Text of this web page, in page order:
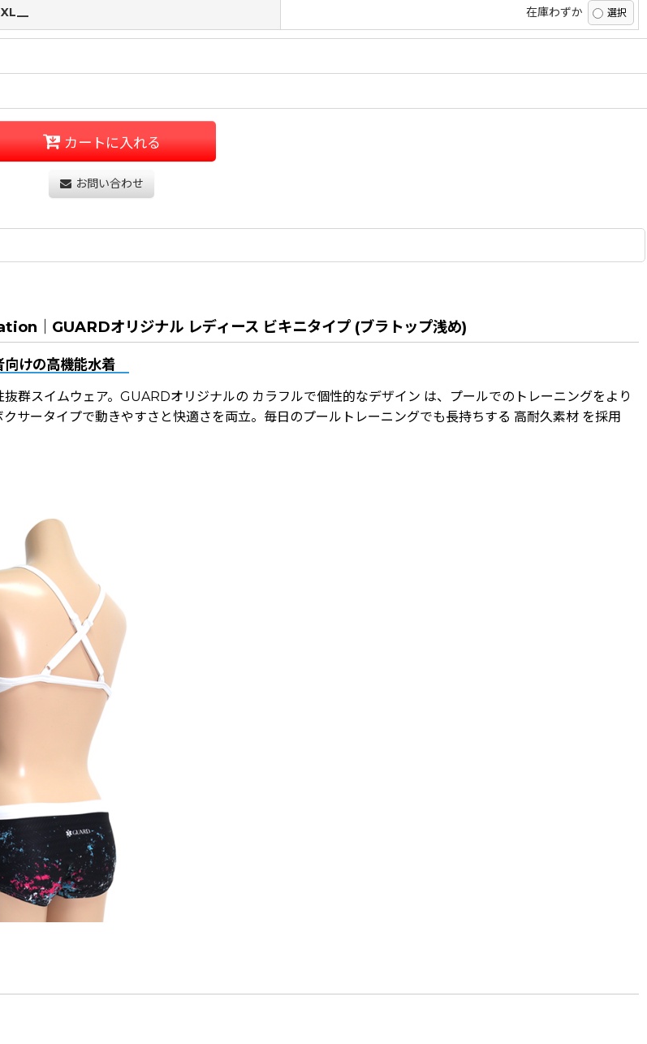
在庫わずか
カートに入れる
お問い合わせ
｜GUARDオリジナル レディース ビキニタイプ (ブラトップ浅め)
向けの高機能水着
群スイムウェア。GUARDオリジナルの カラフルで個性的なデザイン は、プールでのトレーニングをより
サータイプで動きやすさと快適さを両立。毎日のプールトレーニングでも長持ちする 高耐久素材 を採用